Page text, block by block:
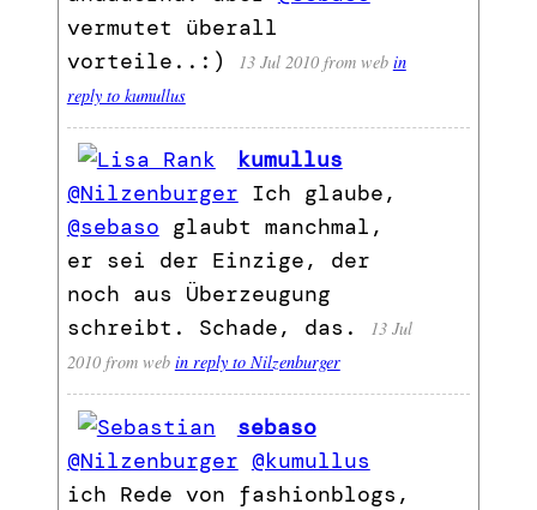
vermutet überall
vorteile..:)
13 Jul 2010 from web in
reply to kumullus
kumullus
@Nilzenburger Ich glaube,
@sebaso glaubt manchmal,
er sei der Einzige, der
noch aus Überzeugung
schreibt. Schade, das.
13 Jul
2010 from web in reply to Nilzenburger
sebaso
@Nilzenburger @kumullus
ich Rede von fashionblogs,